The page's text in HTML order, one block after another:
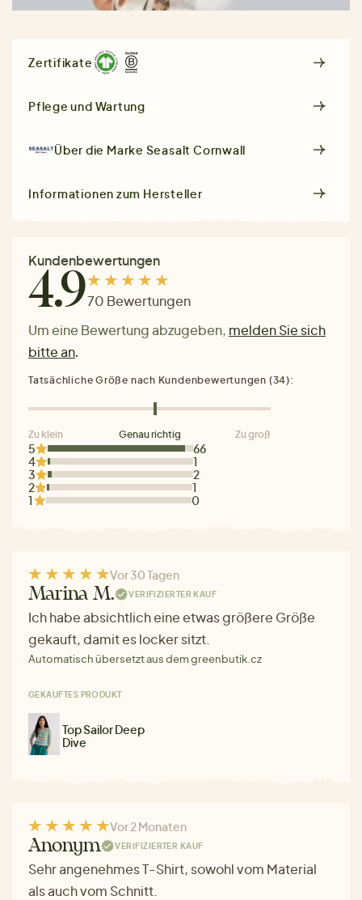
Zertifikate
Pflege und Wartung
Über die Marke Seasalt Cornwall
Informationen zum Hersteller
Kundenbewertungen
4.970 Bewertungen
Um eine Bewertung abzugeben, melden Sie sich
bitte an.
5
66
4
1
3
2
2
1
1
0
Tatsächliche Größe nach Kundenbewertungen (34):
Zu klein Genau richtig Zu groß
Vor 30 Tagen
Marina M. VERIFIZIERTER KAUF
Ich habe absichtlich eine etwas größere Größe
gekauft, damit es locker sitzt.
Automatisch übersetzt aus dem greenbutik.cz
GEKAUFTES PRODUKT
Top Sailor Deep
Dive
Vor 2 Monaten
Anonym VERIFIZIERTER KAUF
Sehr angenehmes T-Shirt, sowohl vom Material
als auch vom Schnitt.